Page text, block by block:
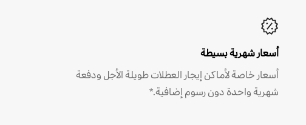
أسعار شهرية بسيطة
أسعار خاصة لأماكن إيجار العطلات طويلة الأجل ودفعة
شهرية واحدة دون رسوم إضافية.*